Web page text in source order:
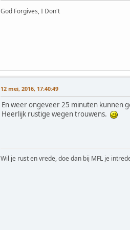
God Forgives, I Don't
12 mei, 2016, 17:40:49
En weer ongeveer 25 minuten kunnen
Heerlijk rustige wegen trouwens.
Wil je rust en vrede, doe dan bij MFL je